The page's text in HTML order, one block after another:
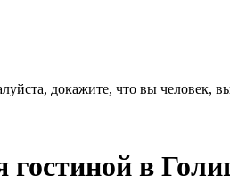
докажите, что вы человек,
гостиной в